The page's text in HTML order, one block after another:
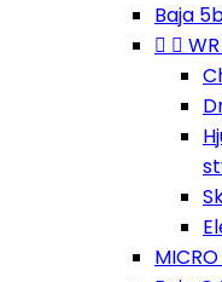
Baja
 